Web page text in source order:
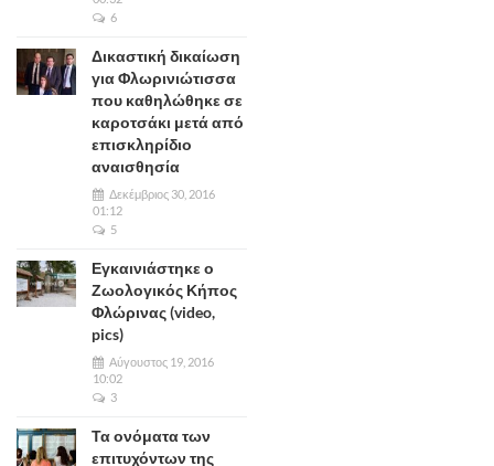
6
Δικαστική δικαίωση
για Φλωρινιώτισσα
που καθηλώθηκε σε
καροτσάκι μετά από
επισκληρίδιο
αναισθησία
Δεκέμβριος 30, 2016
01:12
5
Εγκαινιάστηκε ο
Ζωολογικός Κήπος
Φλώρινας (video,
pics)
Αύγουστος 19, 2016
10:02
3
Τα ονόματα των
επιτυχόντων της